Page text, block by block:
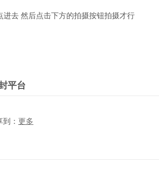
去 然后点击下方的拍摄按钮拍摄才行
平台
到： 更多